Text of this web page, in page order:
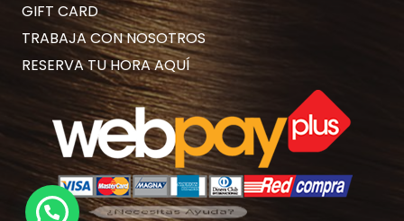
GIFT CARD
TRABAJA CON NOSOTROS
RESERVA TU HORA AQUÍ
¿Necesitas Ayuda?